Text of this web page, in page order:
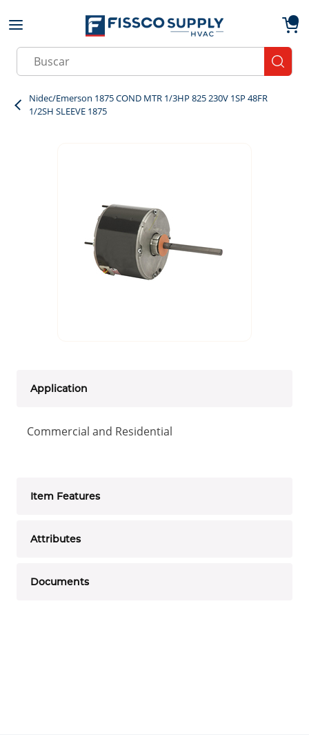
Skip to main content
Site Search
Nidec/Emerson 1875 COND MTR 1/3HP 825 230V 1SP 48FR
1/2SH SLEEVE 1875
Application
Commercial and Residential
Item Features
Attributes
Documents